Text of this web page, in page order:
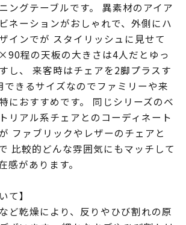
ングテーブルです。 異素材のアイア
ネーションがおしゃれで、外側にハ
インでが スタイリッシュに見せて
程の天板の大きさは4人だとゆっ
し、 来客時はチェアを2脚プラスす
できるサイズなのでファミリーや来
におすすめです。 同じシリーズのベ
リアル系チェアとのコーディネート
ファブリックやレザーのチェアと
比較的どんな雰囲気にもマッチして
感があります。
て】
ど乾燥により、反りやひび割れの原